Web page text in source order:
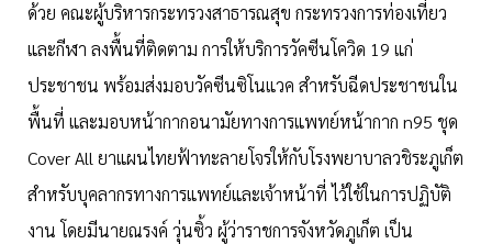
ด้วย คณะผู้บริหารกระทรวงสาธารณสุข กระทรวงการท่องเที่ยว
และกีฬา ลงพื้นที่ติดตาม การให้บริการวัคซีนโควิด 19 แก่
ประชาชน พร้อมส่งมอบวัคซีนซิโนแวค สำหรับฉีดประชาชนใน
พื้นที่ และมอบหน้ากากอนามัยทางการแพทย์หน้ากาก n95 ชุด
Cover All ยาแผนไทยฟ้าทะลายโจรให้กับโรงพยาบาลวชิระภูเก็ต
สำหรับบุคลากรทางการแพทย์และเจ้าหน้าที่ ไว้ใช้ในการปฏิบัติ
งาน โดยมีนายณรงค์ วุ่นซิ้ว ผู้ว่าราชการจังหวัดภูเก็ต เป็น